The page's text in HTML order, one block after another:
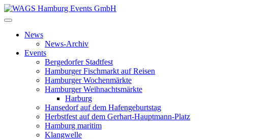
News
News-Archiv
Events
Bergedorfer Stadtfest
Hamburger Fischmarkt auf Reisen
Hamburger Wochenmärkte
Hamburger Weihnachtsmärkte
Harburg
Hansedorf auf dem Hafengeburtstag
Herbstfest auf dem Gerhart-Hauptmann-Platz
Hamburg maritim
Klangwelle